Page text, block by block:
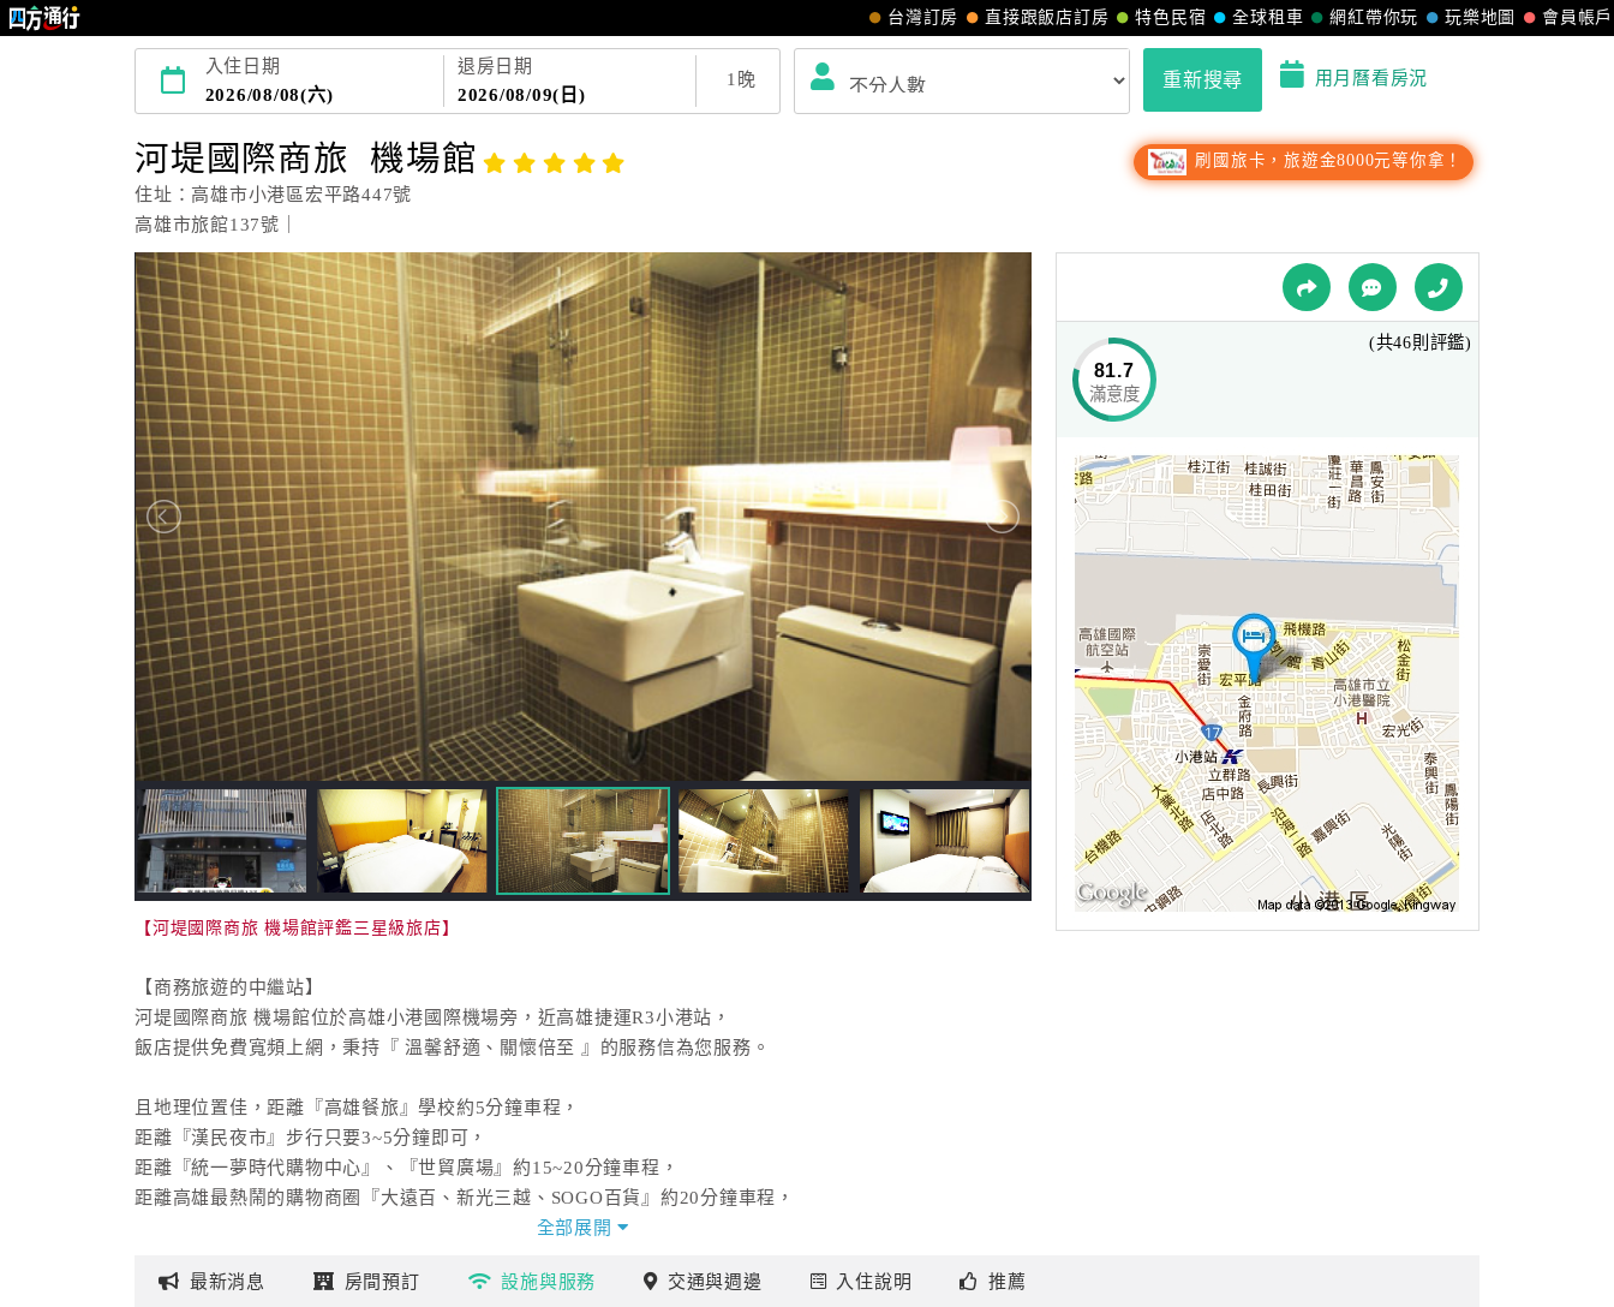
會員帳戶
玩樂地圖
網紅帶你玩
全球租車
特色民宿
直接跟飯店訂房
台灣訂房
入住日期
2026/08/08(六)
退房日期
2026/08/09(日)
1 晚 重新搜尋 用月曆看房況
河堤國際商旅 機場館
住址：高雄市小港區宏平路447號
高雄市旅館137號｜
刷國旅卡，旅遊金8000元等你拿！
【河堤國際商旅 機場館評鑑三星級旅店】
【商務旅遊的中繼站】
河堤國際商旅 機場館位於高雄小港國際機場旁，近高雄捷運R3小港站，
飯店提供免費寬頻上網，秉持『 溫馨舒適、關懷倍至 』的服務信為您服務。
且地理位置佳，距離『高雄餐旅』學校約5分鐘車程，
距離『漢民夜市』步行只要3~5分鐘即可，
距離『統一夢時代購物中心』、『世貿廣場』約15~20分鐘車程，
距離高雄最熱鬧的購物商圈『大遠百、新光三越、SOGO百貨』約20分鐘車程，
除此之外，更是通往南台灣渡假聖地『墾丁』的最佳中繼站喔！
【最貼心的客房設備】
全部展開
81.7
滿意度
(共46則評鑑)
最新消息 房間預訂 設施與服務 交通與週邊 入住說明 推薦